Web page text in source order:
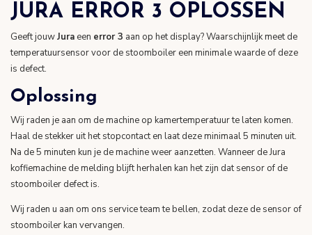
JURA ERROR 3 OPLOSSEN
Geeft jouwJura een error 3 aan op het display? Waarschijnlijk meet de
temperatuursensor voor de stoomboiler een minimale waarde of deze
is defect.
Oplossing
Wij raden je aan om de machine op kamertemperatuur te laten komen.
Haal de stekker uit het stopcontact en laat deze minimaal 5 minuten uit.
Na de 5 minuten kun je de machine weer aanzetten. Wanneer de Jura
koffiemachine de melding blijft herhalen kan het zijn dat sensor of de
stoomboiler defect is.
Wij raden u aan om ons service team te bellen, zodat deze de sensor of
stoomboiler kan vervangen.